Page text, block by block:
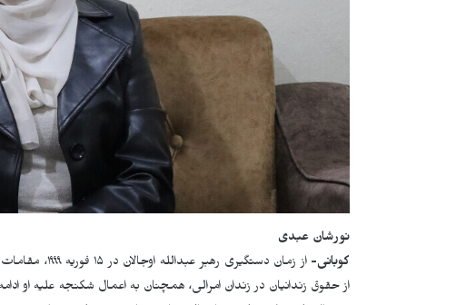
نورشان عبدی
کوبانی-
از زمان
از حقوق زندانیان در زندان امرالی، همچنان به اعمال شکنجه علیه او